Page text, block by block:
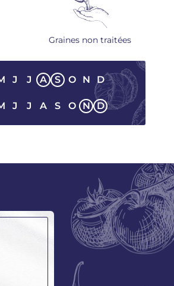
Graines non traitées
J J A S O N D
J J A S O N D